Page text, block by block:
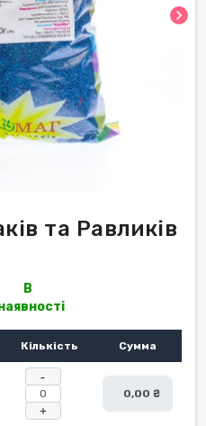
chevron_right
та Равликів
В
Кількість Сумма
+
0,00 ₴